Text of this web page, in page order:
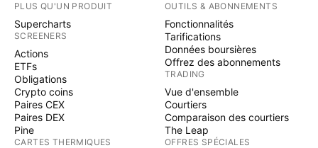
PLUS QU'UN PRODUIT
Supercharts
SCREENERS
Actions
ETFs
Obligations
Crypto coins
Paires CEX
Paires DEX
Pine
CARTES THERMIQUES
OUTILS & ABONNEMENTS
Fonctionnalités
Tarifications
Données boursières
Offrez des abonnements
TRADING
Vue d'ensemble
Courtiers
Comparaison des courtiers
The Leap
OFFRES SPÉCIALES